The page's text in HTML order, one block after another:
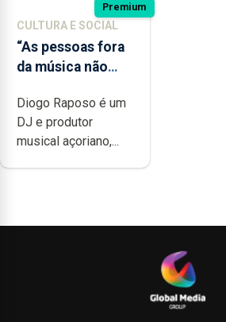
Premium
CULTURA E SOCIAL
“As pessoas fora
da música não
quão difícil é
produzir uma
música”
Diogo Raposo é um
DJ e produtor
musical açoriano,...